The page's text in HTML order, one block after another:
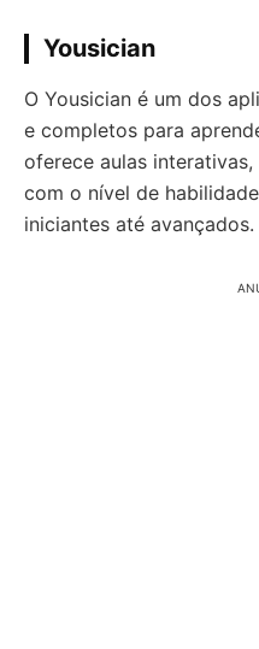
Yousician
O Yousician é um dos
e completos para
oferece aulas
com o nível de
iniciantes até avançados.